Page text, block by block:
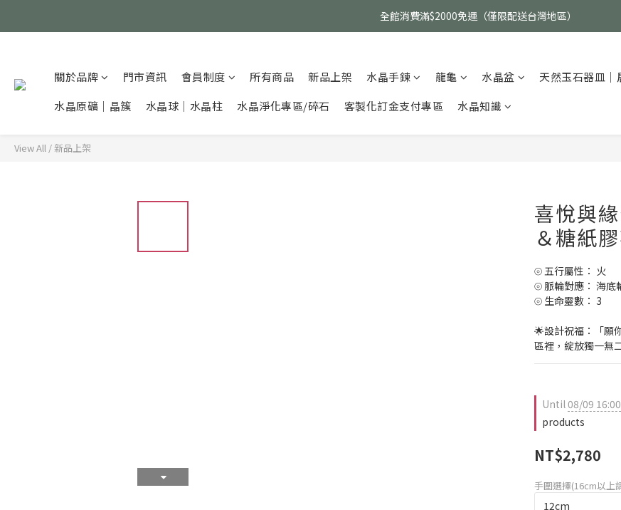
父親節活動｜指定品項任選兩件88折（礦標｜高品水晶｜客製化商品除
全館消費滿$2000免運（僅限配送台灣地區）
關於品牌 門市資訊 會員制度 所有商品 新品上架 水晶手鍊 龍龜 水晶盆 天然玉石器皿｜
水晶原礦｜晶簇
水晶球｜水晶柱 水晶淨化專區/碎石 客製化訂金支付專區 水晶知識
View All /新品上架
喜悅與
＆糖紙
⦾ 五行屬性： 火
⦾ 脈輪對應： 海底
⦾ 生命靈數： 3
🌟設計祝福：「願
區裡，綻放獨一無
Until08/09 16:00
products
NT$2,780
手圍選擇(16cm以上